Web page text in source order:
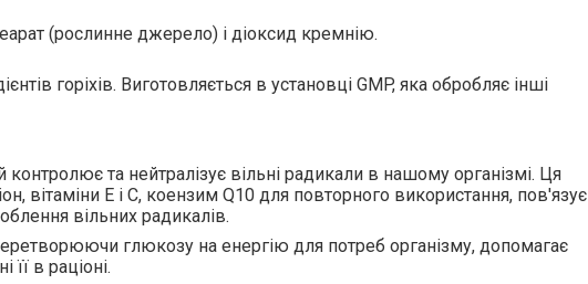
(рослинне джерело) і діоксид кремнію.
горіхів. Виготовляється в установці GMP, яка обробляє інші
контролює та нейтралізує вільні радикали в нашому організмі. Ця
вітаміни Е і С, коензим Q10 для повторного використання, пов'язує
вільних радикалів.
глюкозу на енергію для потреб організму, допомагає
в раціоні.